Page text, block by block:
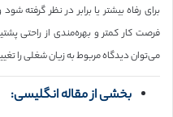
برای رفاه بیشتر یا برابر در نظر گرفته
فرصت کار کمتر و بهره‌مندی از راحتی
می‌توان دیدگاه مربوط به زیان شغلی را
بخشی از مقاله انگلیسی: